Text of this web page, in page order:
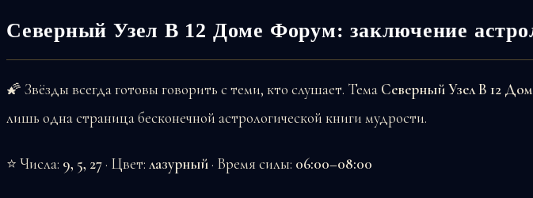
Северный Узел В 12 Доме Форум: заключение
🌠 Звёзды всегда готовы говорить с теми, кто слушает. Тема Северный Узел В 12
лишь одна страница бесконечной астрологической книги мудрости.
⭐ Числа: 9, 5, 27· Цвет: лазурный· Время силы: 06:00–08:00